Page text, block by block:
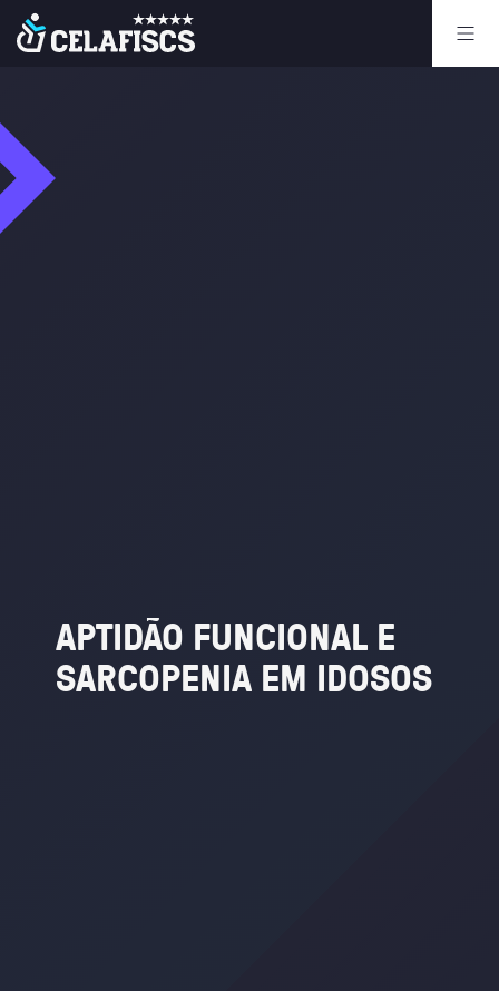
APTIDÃO FUNCIONAL E
SARCOPENIA EM IDOSOS